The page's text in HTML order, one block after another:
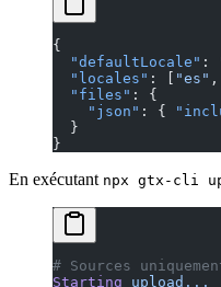
{
  "defaultLocale"
:
  "locales"
: [ "es" ,
  "files"
: {
    "json"
: {
  }
}
En exécutant npx gtx-cli
# Sources
Starting upload...